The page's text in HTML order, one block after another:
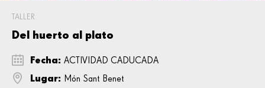
TALLER
Del huerto al plato
Fecha: ACTIVIDAD CADUCADA
Lugar: Món Sant Benet